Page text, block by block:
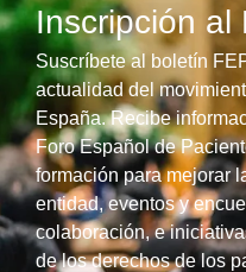
Inscripción al
Suscríbete al boletín
actualidad del
España. Recibe
Foro Español de
formación para mejorar
entidad, eventos y
colaboración, e
de los derechos de los